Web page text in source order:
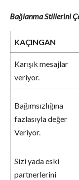
Bağlanma Stillerini
KAÇINGAN
Karışık mesajlar
veriyor.
Bağımsızlığına
fazlasıyla değer
Veriyor.
Sizi yada eski
partnerlerini